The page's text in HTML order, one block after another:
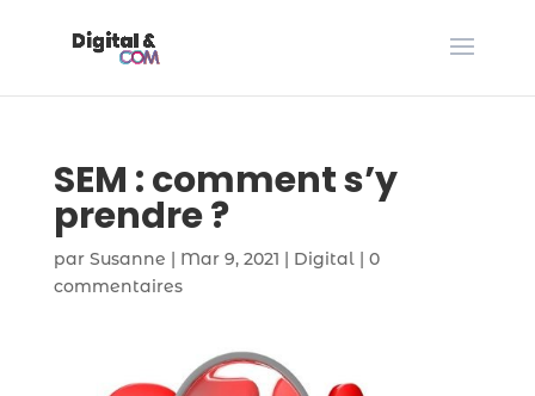
SEM : comment s’y
prendre ?
par Susanne | Mar 9, 2021 | Digital| 0
commentaires